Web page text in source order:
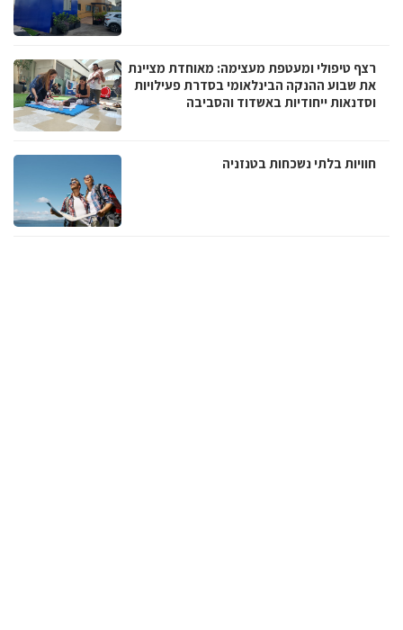
רצף טיפולי ומעטפת מעצימה: מאוחדת מציינת
את שבוע ההנקה הבינלאומי בסדרת פעילויות
וסדנאות ייחודיות באשדוד והסביבה
חוויות בלתי נשכחות בטנזניה